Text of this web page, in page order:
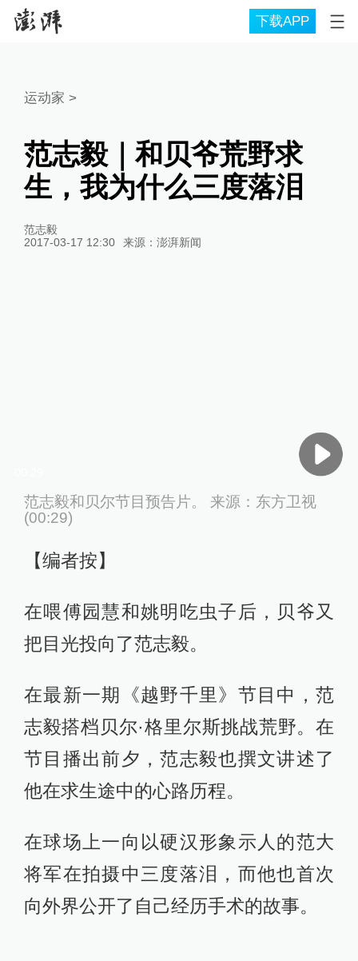
下载APP
运动家 >
范志毅｜和贝爷荒野求
生，我为什么三度落泪
范志毅
2017-03-17 12:30
来源： 澎湃新闻
范志毅和贝尔节目预告片。 来源：东方卫视
(00:29)
【编者按】
在喂傅园慧和姚明吃虫子后，贝爷又
把目光投向了范志毅。
在最新一期《越野千里》节目中，范
志毅搭档贝尔·格里尔斯挑战荒野。在
节目播出前夕，范志毅也撰文讲述了
他在求生途中的心路历程。
在球场上一向以硬汉形象示人的范大
将军在拍摄中三度落泪，而他也首次
向外界公开了自己经历手术的故事。